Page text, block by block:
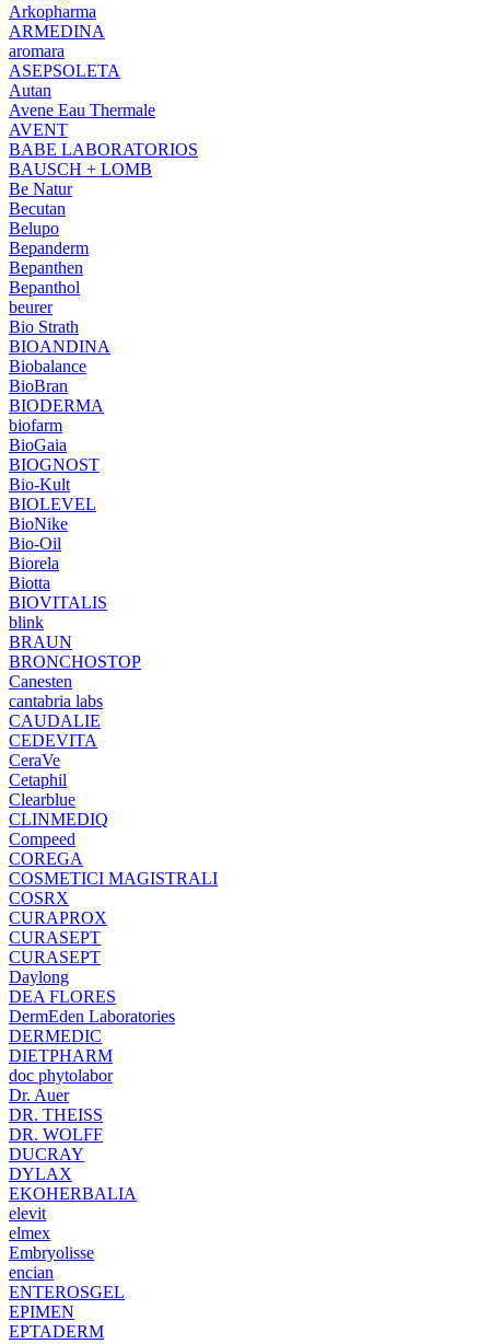
Arkopharma
ARMEDINA
aromara
ASEPSOLETA
Autan
Avene Eau Thermale
AVENT
BABE LABORATORIOS
BAUSCH + LOMB
Be Natur
Becutan
Belupo
Bepanderm
Bepanthen
Bepanthol
beurer
Bio Strath
BIOANDINA
Biobalance
BioBran
BIODERMA
biofarm
BioGaia
BIOGNOST
Bio-Kult
BIOLEVEL
BioNike
Bio-Oil
Biorela
Biotta
BIOVITALIS
blink
BRAUN
BRONCHOSTOP
Canesten
cantabria labs
CAUDALIE
CEDEVITA
CeraVe
Cetaphil
Clearblue
CLINMEDIQ
Compeed
COREGA
COSMETICI MAGISTRALI
COSRX
CURAPROX
CURASEPT
CURASEPT
Daylong
DEA FLORES
DermEden Laboratories
DERMEDIC
DIETPHARM
doc phytolabor
Dr. Auer
DR. THEISS
DR. WOLFF
DUCRAY
DYLAX
EKOHERBALIA
elevit
elmex
Embryolisse
encian
ENTEROSGEL
EPIMEN
EPTADERM